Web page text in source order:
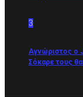
3
Αγνώριστος ο
Σόκαρε τους